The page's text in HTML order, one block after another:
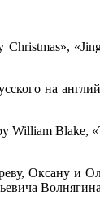
на
Blake,
Оксану